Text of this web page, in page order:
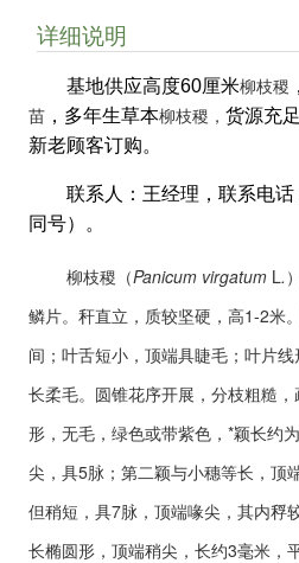
详细说明
基地供应高度60厘米柳枝稷 ，
苗 ，多年生草本柳枝稷， 货源充
新老顾客订购。
联系人：王经理，联系电
同号）。
柳枝稷（Panicum virgatum L.
鳞片。秆直立，质较坚硬，高1-2米
间；叶舌短小，顶端具睫毛；叶片
长柔毛。圆锥花序开展，分枝粗糙
形，无毛，绿色或带紫色，*颖长约
尖，具5脉；第二颖与小穗等长，顶
但稍短，具7脉，顶端喙尖，其内稃
长椭圆形，顶端稍尖，长约3毫米，